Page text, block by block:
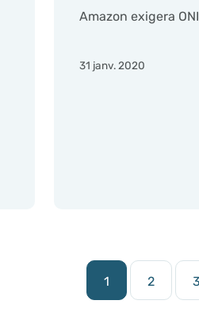
Amazon exigera
31 janv. 2020
1 2 3